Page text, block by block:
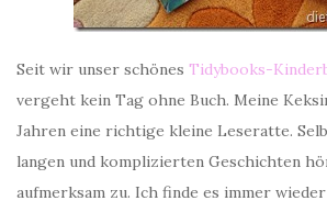
Seit wir unser schönes Tidybooks-
vergeht kein Tag ohne Buch. Meine
Jahren eine richtige kleine Leseratte.
langen und komplizierten Geschichten
aufmerksam zu. Ich finde es immer